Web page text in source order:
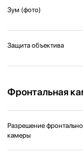
Зум (фото)
Защита объектива
Фронтальная
Разрешение
камеры